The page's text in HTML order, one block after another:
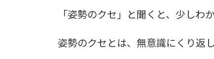
「姿勢のクセ」と聞くと、少しわ
姿勢のクセとは、無意識にくり返